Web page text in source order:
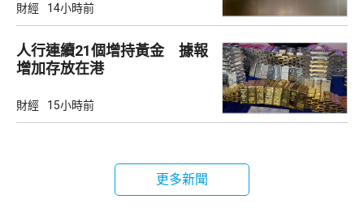
財經 14小時前
人行連續21個增持黃金 據報
增加存放在港
財經 15小時前
更多新聞